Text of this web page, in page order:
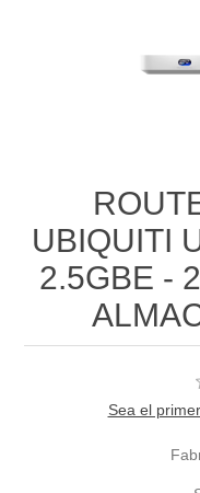
UBIQUITI
2.5GBE -
Sea el